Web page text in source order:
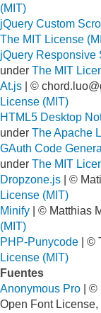
(MIT)
jQuery Custom
The MIT License
jQuery Responsive
under The MIT
At.js | ©
License (MIT)
HTML5 Desktop
under The Apache
GAuth Code
under The MIT
Dropzone.js | ©
License (MIT)
Minify | © Matthias
(MIT)
PHP-Punycode | ©
License (MIT)
Fuentes
Anonymous Pro | ©
Open Font License,